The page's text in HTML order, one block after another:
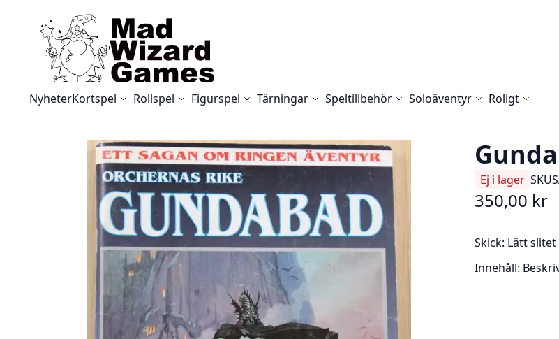
Skip to Content
NyheterKortspel Rollspel Figurspel Tärningar Speltillbehör Soloäventyr Roligt
Ej i lager SKU
350,00 kr
Skick: Lätt
Innehåll: